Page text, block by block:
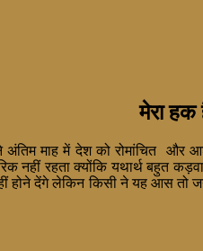
मेरा
माह में देश को रोमांचित और
नहीं रहता क्योंकि यथार्थ
होने देंगे लेकिन किसी ने यह आस तो